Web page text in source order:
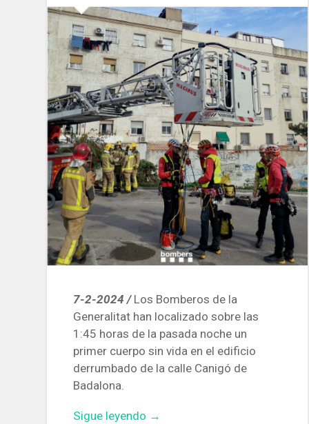
7-2-2024 /Los Bomberos de la
Generalitat han localizado sobre las
1:45 horas de la pasada noche un
primer cuerpo sin vida en el edificio
derrumbado de la calle Canigó de
Badalona.
Sigue leyendo «Los
→